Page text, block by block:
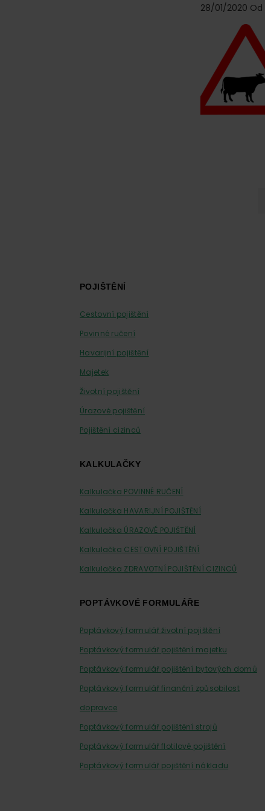
28/01/2020 Od
POJIŠTĚNÍ
Cestovní pojištění
Povinné ručení
Havarijní pojištění
Majetek
Životní pojištění
Úrazové pojištění
Pojištění cizinců
KALKULAČKY
Kalkulačka POVINNÉ RUČENÍ
Kalkulačka HAVARIJNÍ POJIŠTĚNÍ
Kalkulačka ÚRAZOVÉ POJIŠTĚNÍ
Kalkulačka CESTOVNÍ POJIŠTĚNÍ
Kalkulačka ZDRAVOTNÍ POJIŠTĚNÍ CIZINCŮ
POPTÁVKOVÉ FORMULÁŘE
Poptávkový formulář životní pojištění
Poptávkový formulář pojištění majetku
Poptávkový formulář pojištění bytových domů
Poptávkový formulář finanční způsobilost
dopravce
Poptávkový formulář pojištění strojů
Poptávkový formulář flotilové pojištění
Poptávkový formulář pojištění nákladu